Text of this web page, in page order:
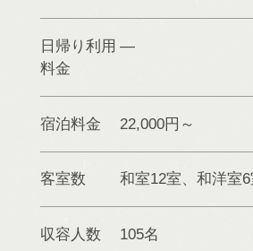
日帰り利用
料金
宿泊料金 22,000円～
客室数 和室12室、和洋室
収容人数 105名